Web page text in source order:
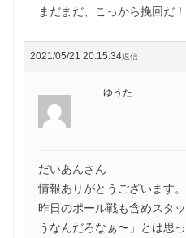
まだまだ、こっから挽回だ！
2021/05/21 20:15:34返信
ゆうた
だいあんさん
情報ありがとうございます。
昨日のポール戦も含めスタ
うなんだろなぁ〜」とは思